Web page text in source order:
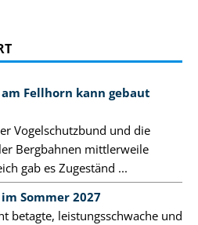
Fellhorn kann gebaut
Vogelschutzbund und die
Bergbahnen mittlerweile
gab es Zugeständ ...
Sommer 2027
betagte, leistungsschwache und